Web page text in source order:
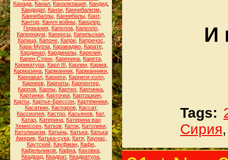
Канада Канал Канализация Кандид
Кандидат, Канзи, Каннибализм
Каннибаллы, Каннибалы, Кант,
Кантор, Канун войны, Канцлер.
Германия Капелла Капелло
Капернаум
Каперсы Капильская
Капица, Капоне, Капри, Капричос
Кара-Мурза, Караваджо, Карате,
Кардинал, Кардиналы, Карелия,
Карен Строн Каренина Карета
Карикатура, Карл III Карлин, Карма,
Кармазина Карманник Карманники
Карнавал, Карнеги, Карнеги-холл,
Карнеев, Карпаты, Карпентер,
Карпов Карпы Картер Картинка
Картинки Карточки Картошкин
Карты, Картье-Брессон, Картёжники,
Касаткин, Каспаров, Кассат,
Кассиопея Кастро Касьянов Кат,
Катар Катерина Катерина ван
Хемессен Катков Каток Католики
Католицизм
Катынь, Катька, Катька
Америк, Катька-сука, Катя, Каунас
Каутский, Кауфман, Кафе,
Кафельников Кафка Каховка
Квадрад Квадрат, Квадратура
И
Tags:
Сирия